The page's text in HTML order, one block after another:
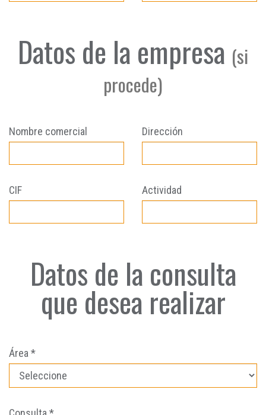
Datos de la empresa (si
procede)
Nombre comercial Dirección
CIF Actividad
Datos de la consulta
que desea realizar
Área *